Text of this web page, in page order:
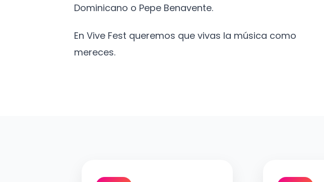
Dominicano o Pepe Benavente.
En Vive Fest queremos que vivas la música como
mereces.